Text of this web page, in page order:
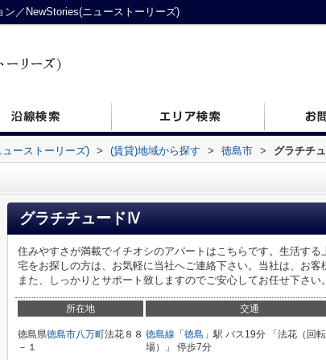
／NewStories(ニューストーリーズ)
ーストーリーズ) > (賃貸)地域から探す > 徳島市 > グラチチ
グラチチュードⅣ
住みやすさが満載でイチオシのアパートはこちらです。生活す
宅をお探しの方は、お気軽に当社へご連絡下さい。当社は、お客
また、しっかりとサポート致しますのでご安心してお任せ下さい。
所在地 交通
徳島県徳島市八万町法花８８
－１
徳島線 「 徳島 」駅 バス19分 「法花（回転
場）」 停歩7分